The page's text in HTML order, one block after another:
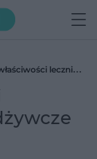
lecznicze i